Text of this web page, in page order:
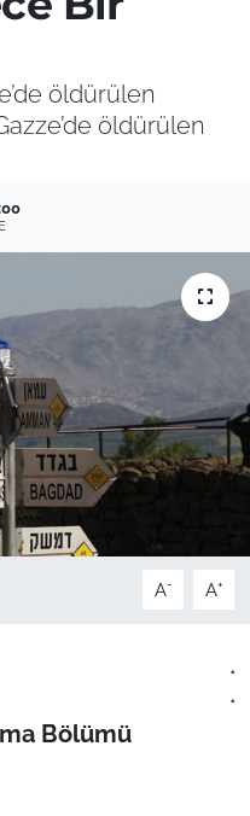
öldürülen
öldürülen
A- A+
.
.
Bölümü